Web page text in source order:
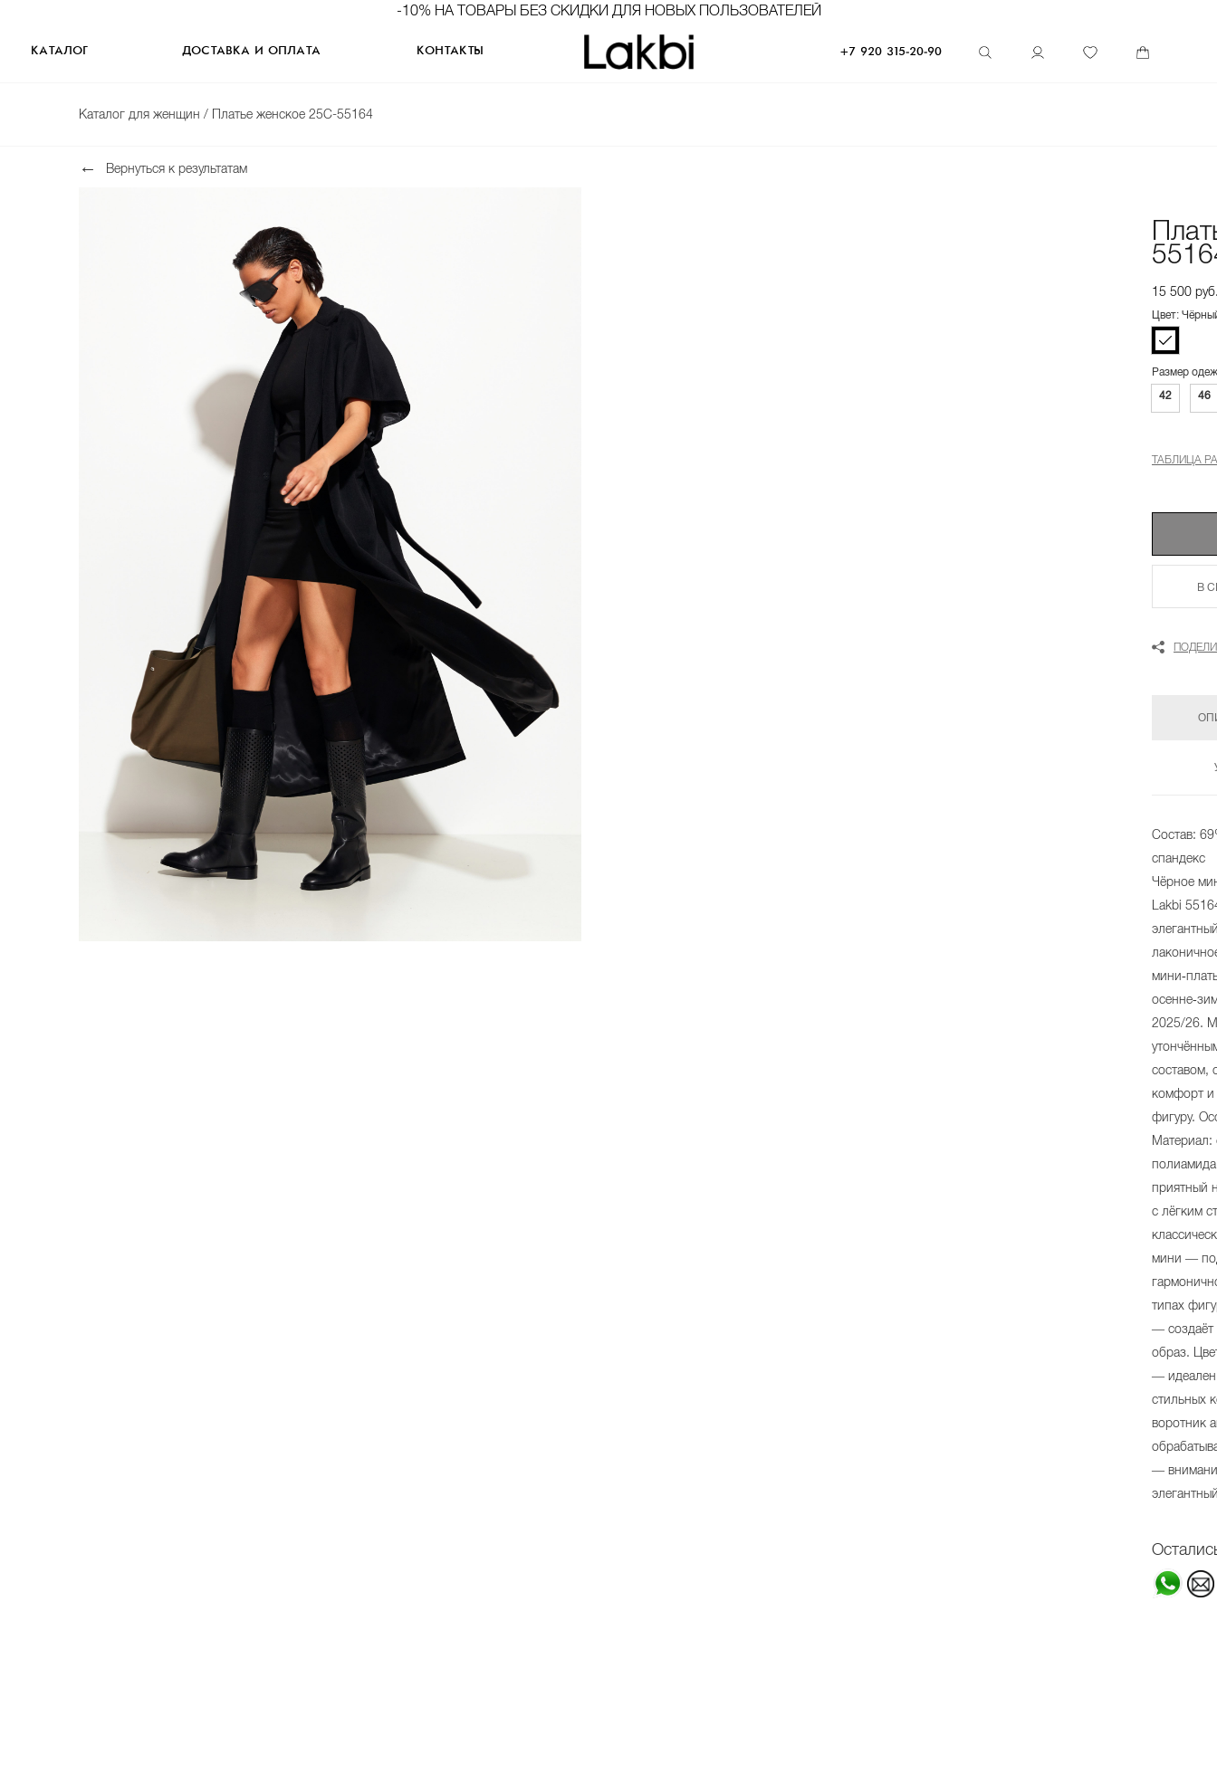
-10% НА ТОВАРЫ БЕЗ СКИДКИ ДЛЯ НОВЫХ ПОЛЬЗОВАТЕЛЕЙ
КАТАЛОГ ДОСТАВКА И ОПЛАТА КОНТАКТЫ +7 920 315-20-90
Каталог для женщин / Платье женское 25С-55164
Вернуться к результатам
15 500
Цвет:
Размер
42
46
ТАБЛИЦА
В
Состав:
спандекс
Чёрное
Lakbi
2025/26.
составом,
комфорт
фигуру.
Материал:
приятный
с лёгким
мини —
типах
— создаёт
образ.
— идеален
стильных
воротник
—